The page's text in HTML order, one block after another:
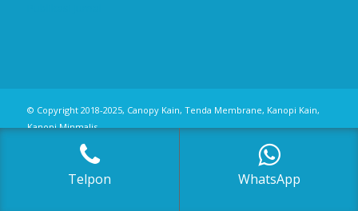
© Copyright 2018-2025, Canopy Kain, Tenda Membrane, Kanopi Kain,
Kanopi Minmalis
Telpon WhatsApp